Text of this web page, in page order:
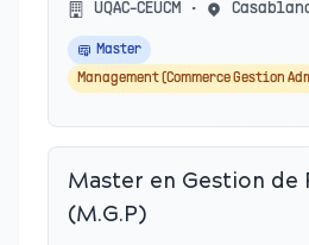
UQAC-CEUCM •
Master
Management (Commerce Gestion
Master en Gestion
(M.G.P)